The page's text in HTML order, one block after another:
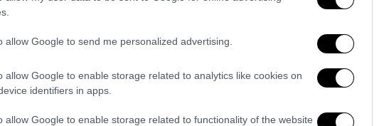
allow Google to send me personalized advertising.
allow Google to enable storage related to analytics like cookies on
identifiers in apps.
allow Google to enable storage related to functionality of the website
affrontare è anche questa. La scuola, in un mondo normale, dovrebbe essere la
fonte di formazione del giovanissimo cittadino italiano. Nel mondo del
non è affatto,
viene letteralmente cannibalizzata dalla cultura pop di massa
(cinema, serie tv o videoclip che siano). Per cui, anche immaginando un
assolutamente efficiente e in grado di formare l’italiano del futuro a valori
proprio, dell’identità, dell’orgoglio e della difesa di sé, esso verrebbe